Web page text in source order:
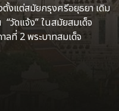
ตั้งแต่สมัยกรุงศรีอยุธยา เดิม
“วัดแจ้ง” ในสมัยสมเด็จ
ลที่ 2 พระบาทสมเด็จ